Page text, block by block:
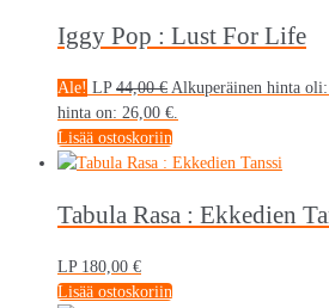
Iggy Pop : Lust For Life
Ale! LP 44,00€ Alkuperäinen hinta
hinta on: 26,00 €.
Lisää ostoskoriin
Tabula Rasa : Ekkedien
LP 180,00 €
Lisää ostoskoriin